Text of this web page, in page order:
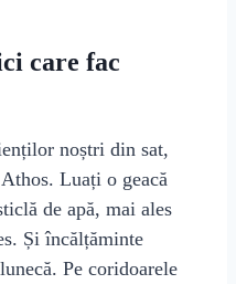
care fac
noștri din sat,
Luați o geacă
de apă, mai ales
Și încălțăminte
Pe coridoarele